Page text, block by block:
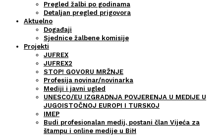
Pregled žalbi po godinama
Detaljan pregled prigovora
Aktuelno
Događaji
Sjednice žalbene komisije
Projekti
JUFREX
JUFREX2
STOP! GOVORU MRŽNJE
Profesija novinar/novinarka
Mediji i javni ugled
UNESCO/EU IZGRADNJA POVJERENJA U MEDIJE U
JUGOISTOČNOJ EUROPI I TURSKOJ
IMEP
Budi profesionalan medij, postani član Vijeća za
štampu i online medije u BiH